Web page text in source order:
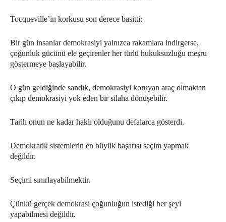
Tocqueville’in korkusu son derece basitti:
Bir gün insanlar demokrasiyi yalnızca rakamlara indirgerse,
çoğunluk gücünü ele geçirenler her türlü hukuksuzluğu meşru
göstermeye başlayabilir.
O gün geldiğinde sandık, demokrasiyi koruyan araç olmaktan
çıkıp demokrasiyi yok eden bir silaha dönüşebilir.
Tarih onun ne kadar haklı olduğunu defalarca gösterdi.
Demokratik sistemlerin en büyük başarısı seçim yapmak
değildir.
Seçimi sınırlayabilmektir.
Çünkü gerçek demokrasi çoğunluğun istediği her şeyi
yapabilmesi değildir.